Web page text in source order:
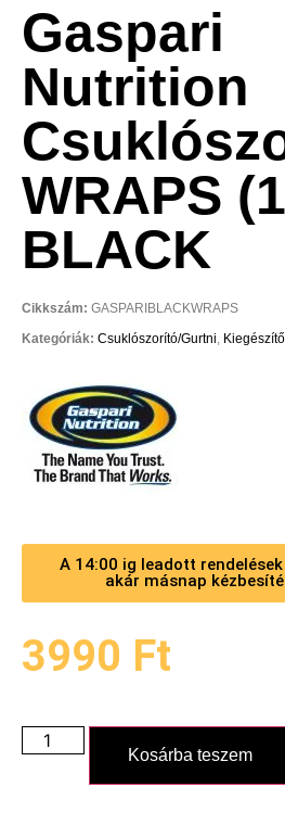
Gaspari
Nutrition
WRAPS
BLACK
Cikkszám: GASPARIBLACKWRAPS
Kategóriák: Csuklószorító/Gurtni,
A 14:00 ig leadott
akár másnap
3990 Ft
Kosárba teszem